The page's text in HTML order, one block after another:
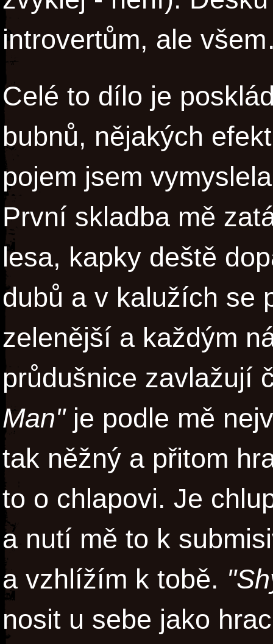
introvertům, ale
Celé to dílo je
bubnů, nějakých
pojem jsem
První skladba mě
lesa, kapky deště
dubů a v kalužích se
zelenější a každým
průdušnice zavlažují
Man"je podle mě
tak něžný a přitom
to o chlapovi. Je
a nutí mě to k
a vzhlížím k tobě.
nosit u sebe jako